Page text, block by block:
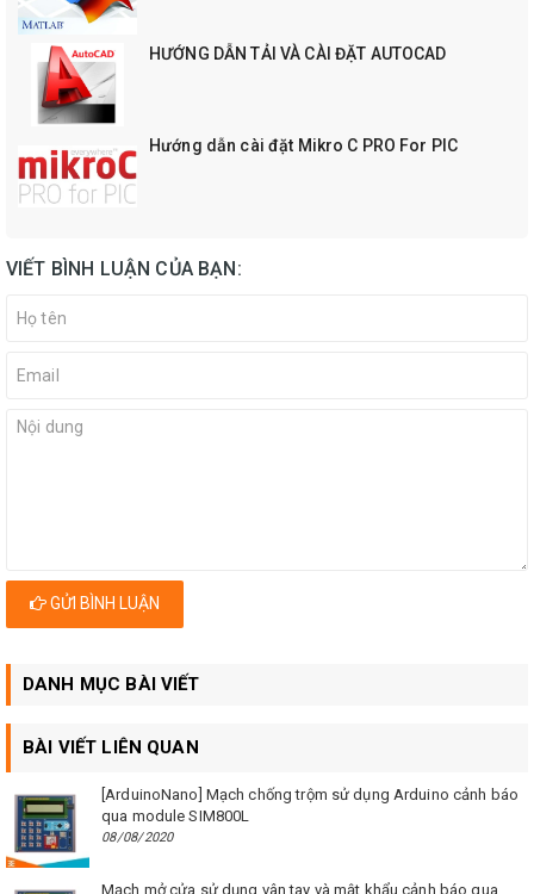
HƯỚNG DẪN TẢI VÀ CÀI ĐẶT AUTOCAD
Hướng dẫn cài đặt Mikro C PRO For PIC
VIẾT BÌNH LUẬN CỦA BẠN:
GỬI BÌNH LUẬN
DANH MỤC BÀI VIẾT
BÀI VIẾT LIÊN QUAN
[ArduinoNano] Mạch chống trộm sử dụng Arduino cảnh báo
qua module SIM800L
08/08/2020
Mạch mở cửa sử dụng vân tay và mật khẩu cảnh báo qua